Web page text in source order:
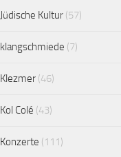
Jüdische Kultur (57)
klangschmiede (7)
Klezmer (46)
Kol Colé (43)
Konzerte (111)